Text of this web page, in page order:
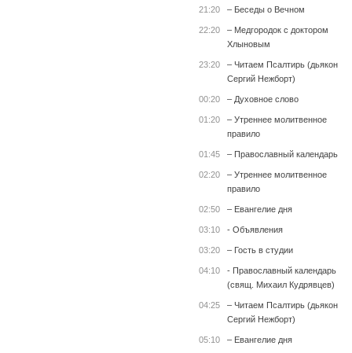
21:20 – Беседы о Вечном
22:20
– Медгородок с доктором
Хлыновым
23:20
– Читаем Псалтирь (дьякон
Сергий Нежборт)
00:20 – Духовное слово
01:20
– Утреннее молитвенное
правило
01:45 – Православный календарь
02:20
– Утреннее молитвенное
правило
02:50 – Евангелие дня
03:10 - Объявления
03:20 – Гость в студии
04:10
- Православный календарь
(свящ. Михаил Кудрявцев)
04:25
– Читаем Псалтирь (дьякон
Сергий Нежборт)
05:10 – Евангелие дня